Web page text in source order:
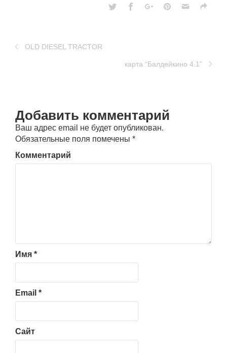
OLD DIESEL TRACTOR
карта “Балдейкино 4.1”
Добавить комментарий
Ваш адрес email не будет опубликован.
Обязательные поля помечены *
Комментарий
Имя *
Email *
Сайт